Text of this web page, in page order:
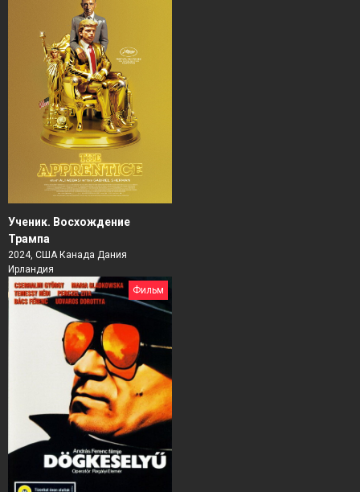
Ученик. Восхождение
Трампа
2024, США Канада Дания
Ирландия
Фильм